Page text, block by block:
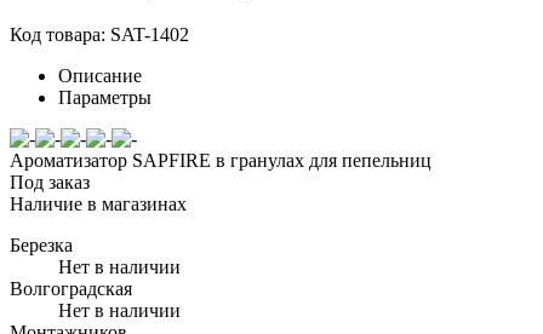
Код товара: SAT-1402
Описание
Параметры
Ароматизатор SAPFIRE в гранулах для пепельниц
Под заказ
Наличие в магазинах
Березка
Нет в наличии
Волгоградская
Нет в наличии